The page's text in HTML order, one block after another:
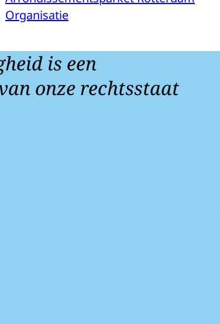
Organisatie
is een
onze rechtsstaat